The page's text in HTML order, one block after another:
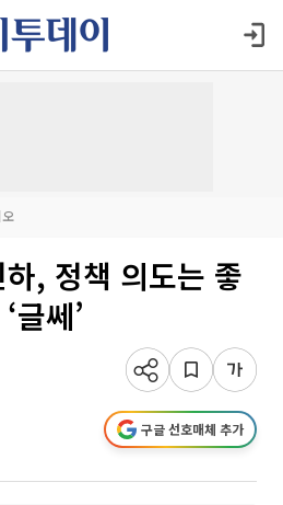
, 정책 의도는 좋
글쎄’
구글 선호매체 추가